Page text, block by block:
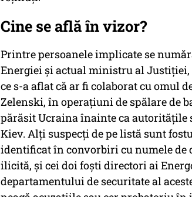
Cine se află în vizor?
Printre persoanele implicate se
Energiei şi actual ministru al Justiției,
ce s-a aflat că ar fi colaborat cu omul
Zelenski, în operațiuni de spălare de
părăsit Ucraina înainte ca autorităţile
Kiev. Alţi suspecţi de pe listă sunt
identificat în convorbiri cu numele de
ilicită, și cei doi foşti directori ai
departamentului de securitate al